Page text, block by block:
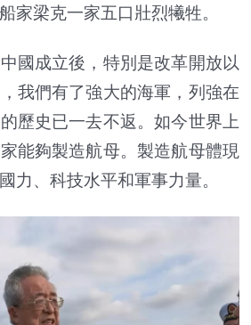
家梁克一家五口壯烈犧牲。
國成立後，特別是改革開放以
我們有了強大的海軍，列強在
歷史已一去不返。如今世界上
能夠製造航母。製造航母體現
力、科技水平和軍事力量。